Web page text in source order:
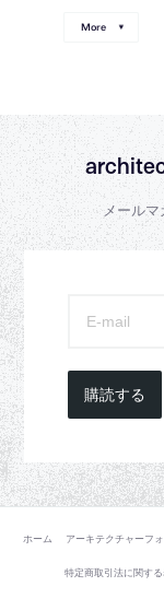
More
メールマ
購読する
ホーム アーキテクチャーフ
特定商取引法に関す